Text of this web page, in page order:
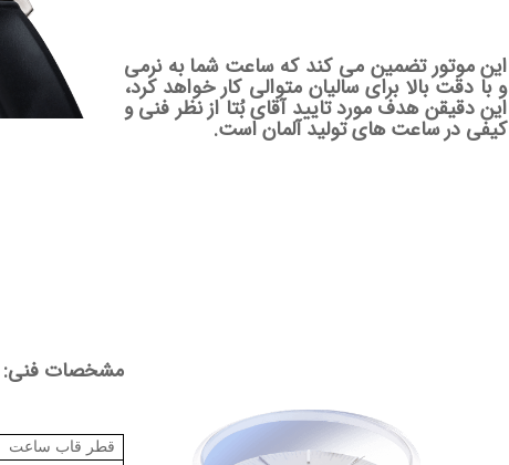
این موتور تضمین می کند که ساعت شما به نرمی
و با دقت بالا برای سالیان متوالی کار خواهد کرد،
این دقیقن هدف مورد تایید آقای بُتا از نظر فنی و
کیفی در ساعت های تولید آلمان است.
مشخصات فنی:
قطر قاب ساعت